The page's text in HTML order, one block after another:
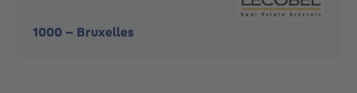
1000 - Bruxelles